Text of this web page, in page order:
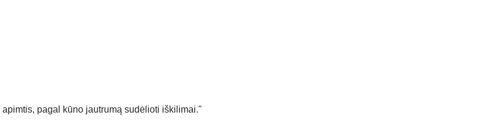
pagal kūno jautrumą sudėlioti iškilimai."